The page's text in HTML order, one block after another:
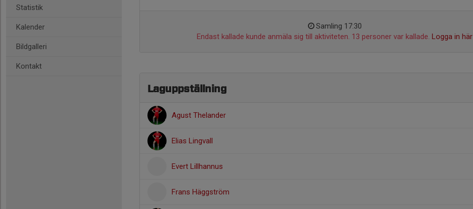
Statistik
Kalender
Bildgalleri
Kontakt
Samling 17:30
Endast kallade kunde anmäla sig till aktiviteten. 13 personer var kallade. Logga in här
Laguppställning
Agust Thelander
Elias Lingvall
Evert Lillhannus
Frans Häggström